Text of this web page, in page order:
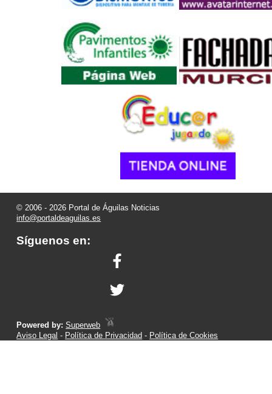
© 2006 - 2026 Portal de Águilas Noticias
info@portaldeaguilas.es
Síguenos en:
Powered by:Superweb
Aviso Legal - Política de Privacidad - Política de Cookies